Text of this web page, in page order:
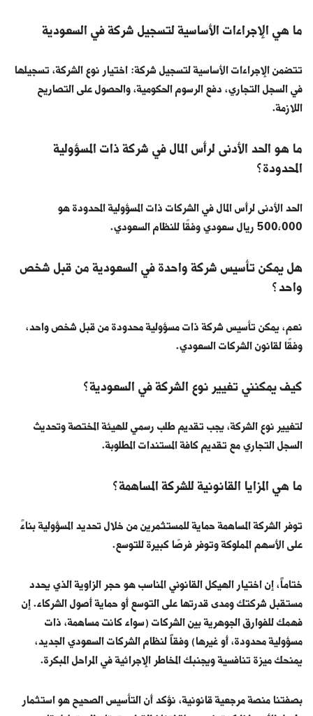
ما هي الإجراءات الأساسية لتسجيل شركة في السعودية
تتضمن الإجراءات الأساسية لتسجيل شركة: اختيار نوع الشركة، تسجيلها
في السجل التجاري، دفع الرسوم الحكومية، والحصول على التصاريح
اللازمة.
ما هو الحد الأدنى لرأس المال في شركة ذات المسؤولية
المحدودة؟
الحد الأدنى لرأس المال في الشركات ذات المسؤولية المحدودة هو
500,000 ريال سعودي وفقًا للنظام السعودي.
هل يمكن تأسيس شركة واحدة في السعودية من قبل شخص
واحد؟
نعم، يمكن تأسيس شركة ذات مسؤولية محدودة من قبل شخص واحد،
وفقًا لقانون الشركات السعودي.
كيف يمكنني تغيير نوع الشركة في السعودية؟
لتغيير نوع الشركة، يجب تقديم طلب رسمي للهيئة المختصة وتحديث
السجل التجاري مع تقديم كافة المستندات المطلوبة.
ما هي المزايا القانونية للشركة المساهمة؟
توفر الشركة المساهمة حماية للمستثمرين من خلال تحديد المسؤولية بناءً
على الأسهم المملوكة وتوفر فرصًا كبيرة للتوسع.
ختاماً،إن اختيار الهيكل القانوني المناسب هو حجر الزاوية الذي يحدد
مستقبل شركتك ومدى قدرتها على التوسع أو حماية أصول الشركاء. إن
فهمك للفوارق الجوهرية بين الشركات (سواء كانت مساهمة، ذات
مسؤولية محدودة، أو غيرها) وفقاً لنظام الشركات السعودي الجديد،
يمنحك ميزة تنافسية ويجنبك المخاطر الإجرائية في المراحل المبكرة.
بصفتنا منصة مرجعية قانونية، نؤكد أن التأسيس الصحيح هو استثمار